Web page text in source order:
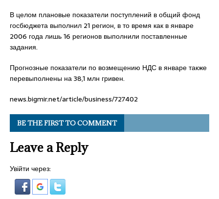
В целом плановые показатели поступлений в общий фонд
госбюджета выполнил 21 регион, в то время как в январе
2006 года лишь 16 регионов выполнили поставленные
задания.
Прогнозные показатели по возмещению НДС в январе также
перевыполнены на 38,1 млн гривен.
news.bigmir.net/article/business/727402
BE THE FIRST TO COMMENT
Leave a Reply
Увійти через: